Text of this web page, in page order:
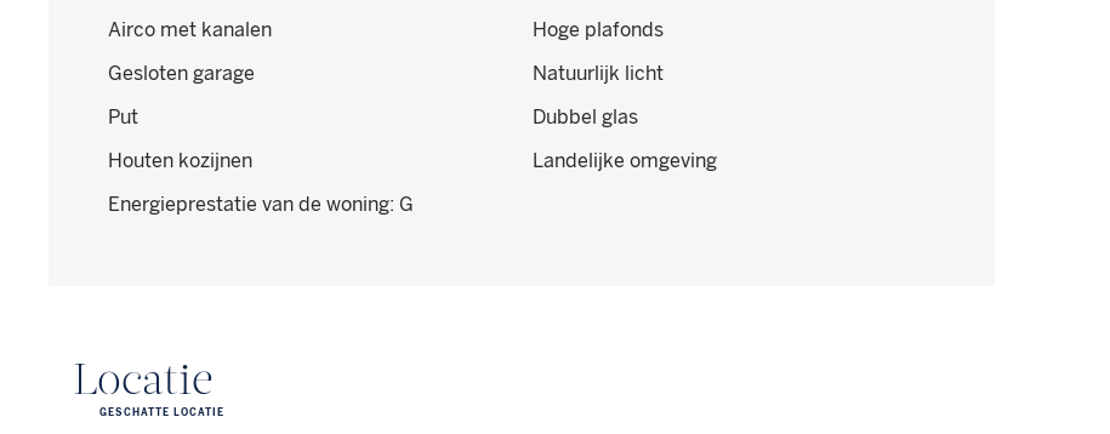
Airco met kanalen
Hoge plafonds
Gesloten garage
Natuurlijk licht
Put
Dubbel glas
Houten kozijnen
Landelijke omgeving
Energieprestatie van de woning: G
Locatie
GESCHATTE LOCATIE